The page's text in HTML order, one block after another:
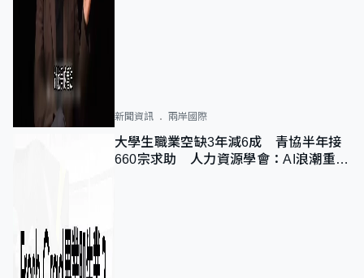
新聞資訊 兩岸國際
大學生職業空缺3年減6成 青協半年接
660宗求助 人力資源學會：AI浪潮重整